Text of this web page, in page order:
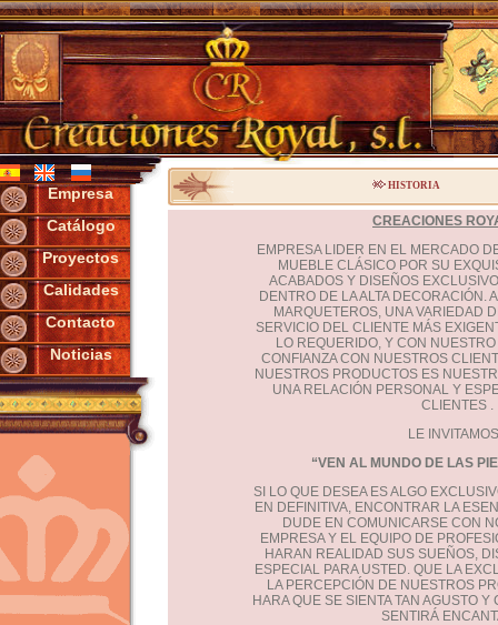
Empresa
Catálogo
Proyectos
Calidades
Contacto
Noticias
HISTORIA
CREACIONES
EMPRESA LIDER EN EL MERCADO
MUEBLE CLÁSICO POR SU
ACABADOS Y DISEÑOS
DENTRO DE LA ALTA DECORACIÓN.
MARQUETEROS, UNA VARIEDAD
SERVICIO DEL CLIENTE MÁS
LO REQUERIDO, Y CON
CONFIANZA CON NUESTROS
NUESTROS PRODUCTOS ES
UNA RELACIÓN PERSONAL Y
CLIENTES .
LE
“VEN AL MUNDO DE LAS
SI LO QUE DESEA ES ALGO
EN DEFINITIVA, ENCONTRAR LA
DUDE EN COMUNICARSE CON
EMPRESA Y EL EQUIPO DE
HARAN REALIDAD SUS SUEÑOS,
ESPECIAL PARA USTED. QUE LA
LA PERCEPCIÓN DE NUESTROS
HARA QUE SE SIENTA TAN AGUSTO
SENTIRÁ